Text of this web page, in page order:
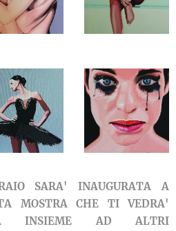
SARA' INAUGURATA A
MOSTRA CHE TI VEDRA'
INSIEME AD ALTRI